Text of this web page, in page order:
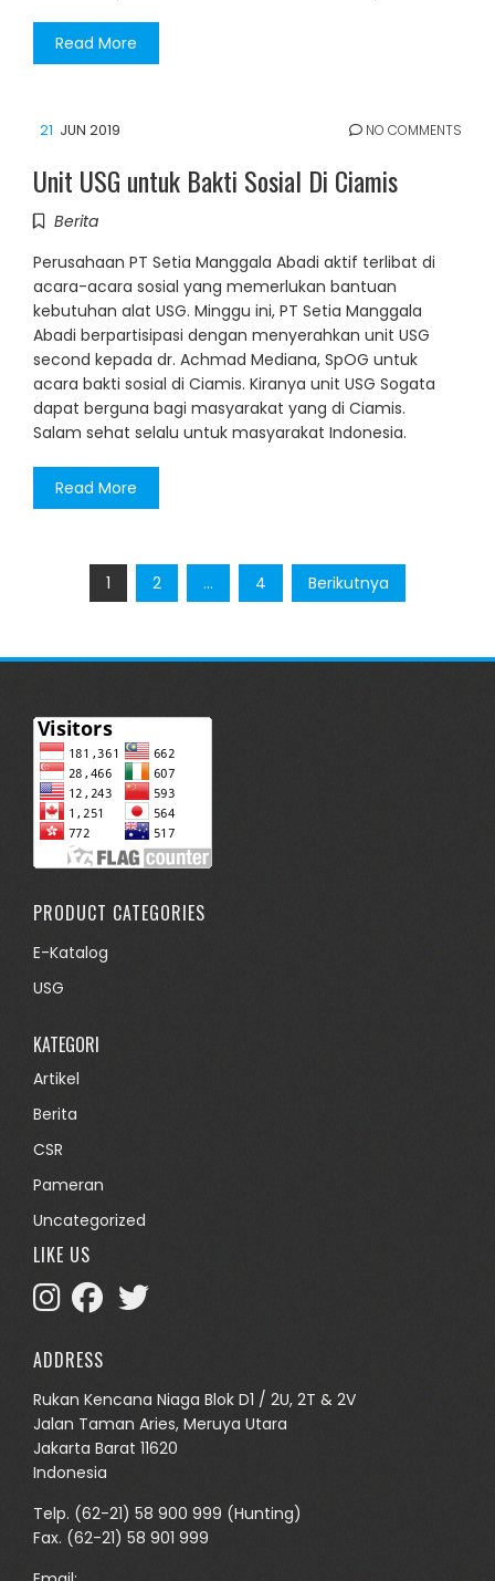
Read More
21 JUN 2019 NO COMMENTS
Unit USG untuk Bakti Sosial Di Ciamis
Berita
Perusahaan PT Setia Manggala Abadi aktif terlibat di
acara-acara sosial yang memerlukan bantuan
kebutuhan alat USG. Minggu ini, PT Setia Manggala
Abadi berpartisipasi dengan menyerahkan unit USG
second kepada dr. Achmad Mediana, SpOG untuk
acara bakti sosial di Ciamis. Kiranya unit USG Sogata
dapat berguna bagi masyarakat yang di Ciamis.
Salam sehat selalu untuk masyarakat Indonesia.
Read More
Paginasi1 2 … 4 Berikutnya
PRODUCT CATEGORIES
E-Katalog
USG
KATEGORI
Artikel
Berita
CSR
Pameran
Uncategorized
LIKE US
ADDRESS
Rukan Kencana Niaga Blok D1 / 2U, 2T & 2V
Jalan Taman Aries, Meruya Utara
Jakarta Barat 11620
Indonesia
Telp. (62-21) 58 900 999 (Hunting)
Fax. (62-21) 58 901 999